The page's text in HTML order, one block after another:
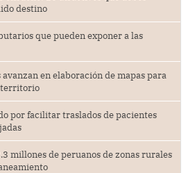
destino
que pueden exponer a las
en elaboración de mapas para
por facilitar traslados de pacientes
millones de peruanos de zonas rurales